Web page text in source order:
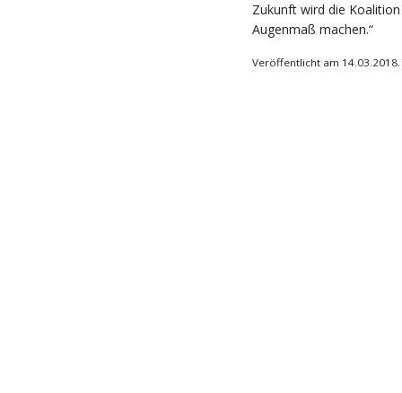
Zukunft wird die
Augenmaß machen.“
Veröffentlicht am 14.03.2018.